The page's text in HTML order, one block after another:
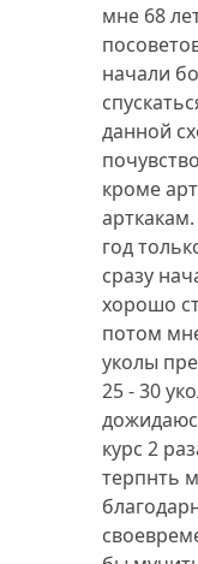
мне 68
начали
данной
кроме
год
сразу
хорошо
потом
уколы
25 - 30
курс 2
терпнть